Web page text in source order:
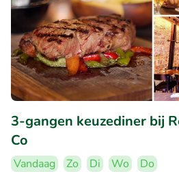
3-gangen keuzediner bij
Co
Vandaag Zo Di Wo
Do